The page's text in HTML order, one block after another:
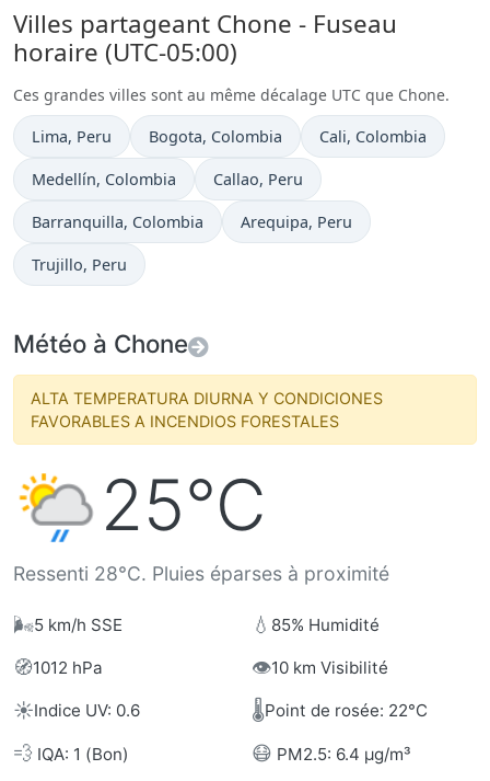
Villes partageant Chone - Fuseau
horaire (UTC-05:00)
Ces grandes villes sont au même décalage UTC que Chone.
Heure actuelle à
Lima, Peru Heure actuelle à
Bogota, Colombia Heure actuelle à
Cali, Colombia
Heure actuelle à
Medellín, Colombia Heure actuelle à
Callao, Peru
Heure actuelle à
Barranquilla, Colombia Heure actuelle à
Arequipa, Peru
Heure actuelle à
Trujillo, Peru
Météo à Chone
ALTA TEMPERATURA DIURNA Y CONDICIONES
FAVORABLES A INCENDIOS FORESTALES
25°C
Ressenti 28°C. Pluies éparses à proximité
🌬️5 km/h SSE 💧 85% Humidité
🧭1012 hPa 👁️10 km Visibilité
☀️Indice UV: 0.6 🌡️Point de rosée: 22°C
💨 IQA: 1 (Bon) 😷 PM2.5: 6.4 µg/m³